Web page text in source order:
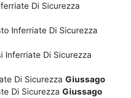
Di Sicurezza
Inferriate Di Sicurezza
Inferriate Di Sicurezza
Di Sicurezza Giussago
Di Sicurezza Giussago